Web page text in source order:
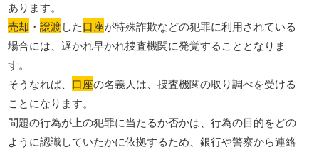
あります。
売却 ・譲渡した口座が特殊詐欺などの犯罪に利用されている
場合には、遅かれ早かれ捜査機関に発覚することとなりま
す。
そうなれば、 口座の名義人は、捜査機関の取り調べを受ける
ことになります。
問題の行為が上の犯罪に当たるか否かは、行為の目的をどの
ように認識していたかに依拠するため、銀行や警察から連絡